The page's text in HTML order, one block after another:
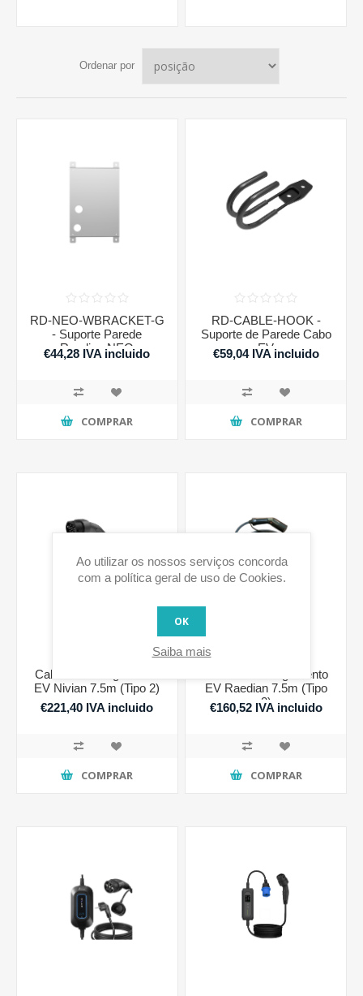
Ordenar por
RD-NEO-WBRACKET-G
- Suporte Parede
Raedian NEO
€44,28 IVA incluido
COMPRAR
RD-CABLE-HOOK -
Suporte de Parede Cabo
EV
€59,04 IVA incluido
COMPRAR
Cabo de Carregamento
EV Nivian 7.5m (Tipo 2)
€221,40 IVA incluido
COMPRAR
Cabo de Carregamento
EV Raedian 7.5m (Tipo
2)
€160,52 IVA incluido
COMPRAR
Ao utilizar os nossos serviços concorda
com a política geral de uso de Cookies.
OK
Saiba mais